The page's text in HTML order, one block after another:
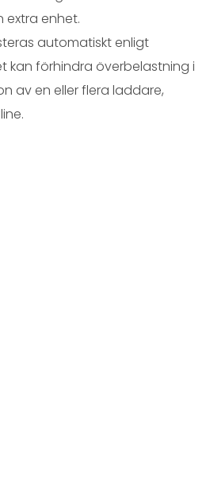
extra enhet.
automatiskt enligt
kan förhindra överbelastning i
av en eller flera laddare,